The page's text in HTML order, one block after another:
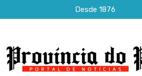
Desde 1876